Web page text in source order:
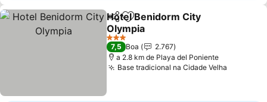
PartilharAdicionar aos favoritos
Hotel Benidorm City
Olympia
3 Estrelas
7,5 Boa
2.767
a 2.8 km de Playa del Poniente
Base tradicional na Cidade Velha